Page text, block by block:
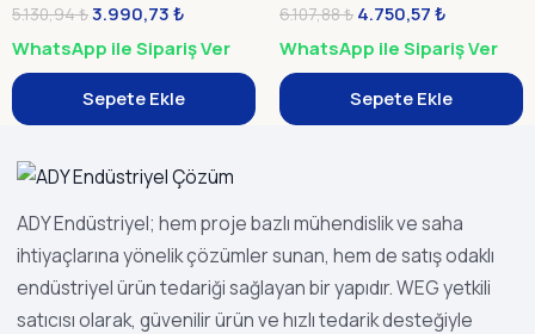
5.130,94₺3.990,73₺
WhatsApp ile Sipariş Ver
Sepete Ekle
6.107,88₺ 4.750,57₺
WhatsApp ile Sipariş Ver
Sepete Ekle
ADY Endüstriyel; hem proje bazlı mühendislik ve saha
ihtiyaçlarına yönelik çözümler sunan, hem de satış odaklı
endüstriyel ürün tedariği sağlayan bir yapıdır. WEG yetkili
satıcısı olarak, güvenilir ürün ve hızlı tedarik desteğiyle